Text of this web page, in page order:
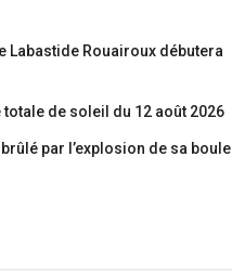
Labastide Rouairoux débutera
totale de soleil du 12 août 2026
par l’explosion de sa boule